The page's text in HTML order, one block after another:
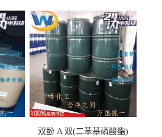
双酚 A 双(二苯基磷酸酯)